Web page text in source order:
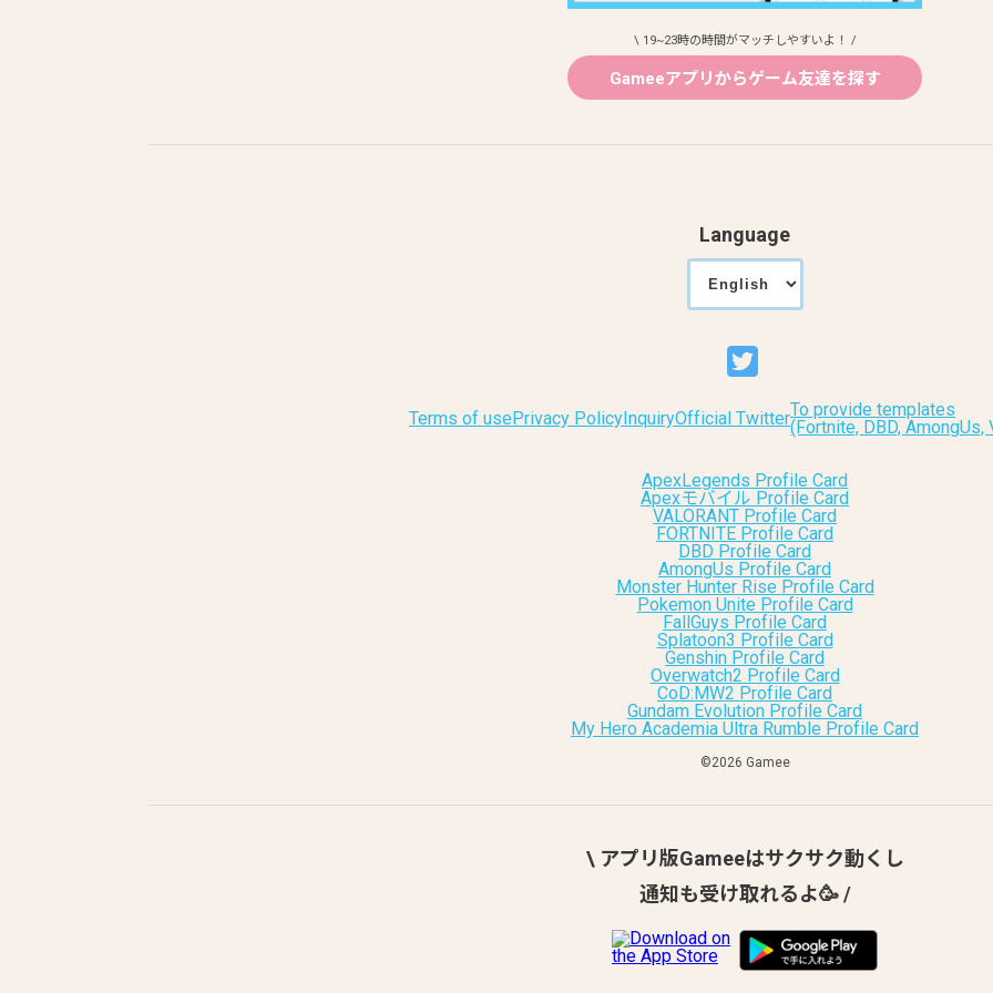
\ 19~23時の時間がマッチしやすいよ！ /
Gameeアプリからゲーム友達を探す
Language
Terms of usePrivacy Policy InquiryOfficial TwitterTo provide templates
(Fortnite, DBD, AmongUs,
ApexLegends Profile Card
Apexモバイル Profile Card
VALORANT Profile Card
FORTNITE Profile Card
DBD Profile Card
AmongUs Profile Card
Monster Hunter Rise Profile Card
Pokemon Unite Profile Card
FallGuys Profile Card
Splatoon3 Profile Card
Genshin Profile Card
Overwatch2 Profile Card
CoD:MW2 Profile Card
Gundam Evolution Profile Card
My Hero Academia Ultra Rumble Profile Card
©︎2026 Gamee
\ アプリ版Gameeはサクサク動くし
通知も受け取れるよ🥳 /